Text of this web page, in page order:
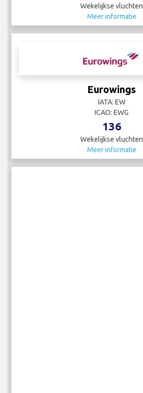
Wekelijkse vluchten
Meer informatie
Eurowings
IATA: EW
ICAO: EWG
136
Wekelijkse vluchten
Meer informatie